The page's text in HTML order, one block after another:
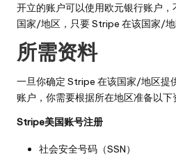
开立的账户可以使用欧元银行账户
国家/地区，只要 Stripe 在该国家/地
所需资料
一旦你确定 Stripe 在该国家/地区提
账户，你需要根据所在地区准备以下
Stripe美国账号注册
社会安全号码（SSN）